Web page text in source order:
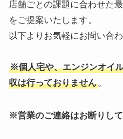
店舗ごとの課題に合わせた
をご提案いたします。
以下よりお気軽にお問い合わ
※個人宅や、エンジンオイ
収は行っておりません。
※営業のご連絡はお断りして